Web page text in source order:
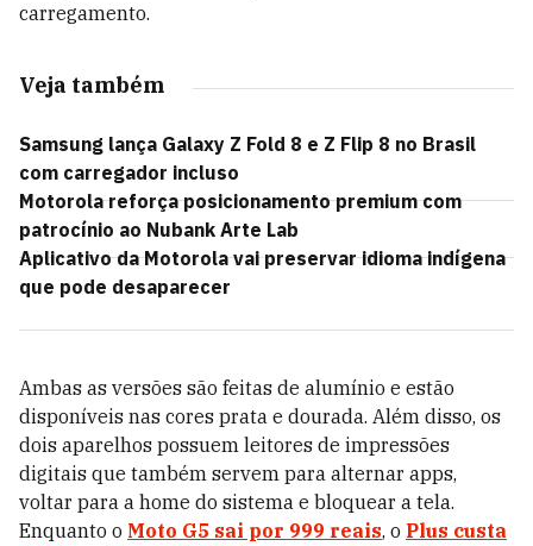
carregamento.
Veja também
Samsung lança Galaxy Z Fold 8 e Z Flip 8 no Brasil
com carregador incluso
Motorola reforça posicionamento premium com
patrocínio ao Nubank Arte Lab
Aplicativo da Motorola vai preservar idioma indígena
que pode desaparecer
Ambas as versões são feitas de alumínio e estão
disponíveis nas cores prata e dourada. Além disso, os
dois aparelhos possuem leitores de impressões
digitais que também servem para alternar apps,
voltar para a home do sistema e bloquear a tela.
Enquanto o Moto G5 sai por 999 reais, o Plus custa